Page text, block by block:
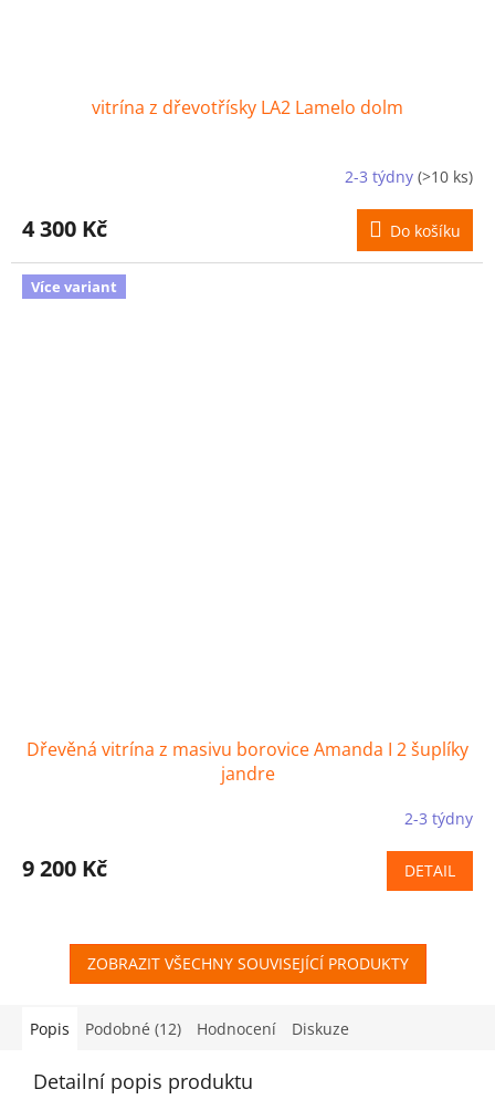
vitrína z dřevotřísky LA2 Lamelo dolm
2-3 týdny (>10 ks)
4 300 Kč Do košíku
Více variant
Dřevěná vitrína z masivu borovice Amanda I 2 šuplíky
jandre
2-3 týdny
9 200 Kč DETAIL
ZOBRAZIT VŠECHNY SOUVISEJÍCÍ PRODUKTY
Popis Podobné (12) Hodnocení Diskuze
Detailní popis produktu